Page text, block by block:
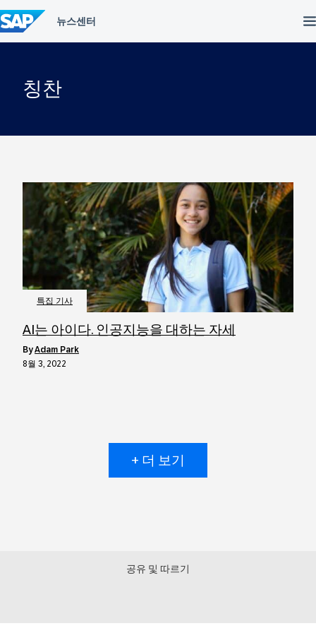
텐
츠
건
칭찬
특집 기사
AI는 아이다. 인공지능을 대하는 자세
byAdam Park
8월 3, 2022
+ 더 보기
공유 및 따르기